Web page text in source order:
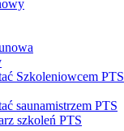
Szkoleniowcem PTS
saunamistrzem PTS
szkoleń PTS